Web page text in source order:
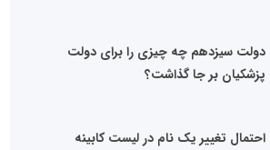
دولت سیزدهم چه چیزی را برای دولت
پزشکیان بر جا گذاشت؟
احتمال تغییر یک نام در لیست کابینه